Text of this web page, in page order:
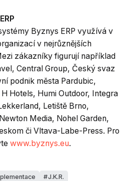
Byznys ERP využívá v
v nejrůznějších
zákazníky figurují například
Central Group, Český svaz
podnik města Pardubic,
Hotels, Humi Outdoor, Integra
Letiště Brno,
Media, Nohel Garden,
či Vltava-Labe-Press. Pro
www.byznys.eu.
J.K.R.